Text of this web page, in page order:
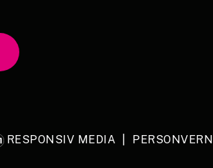
RESPONSIV MEDIA PERSONVERN